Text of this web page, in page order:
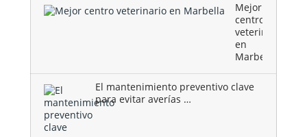
Mejor
centro
veterinario
en
Marbella
El mantenimiento preventivo clave
para evitar averías …